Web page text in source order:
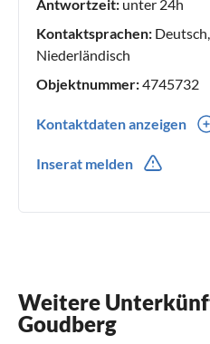
Antwortzeit: unter 24h
Kontaktsprachen:
Niederländisch
Objektnummer:4745732
Kontaktdaten anzeigen
Inserat melden
Weitere
Goudberg